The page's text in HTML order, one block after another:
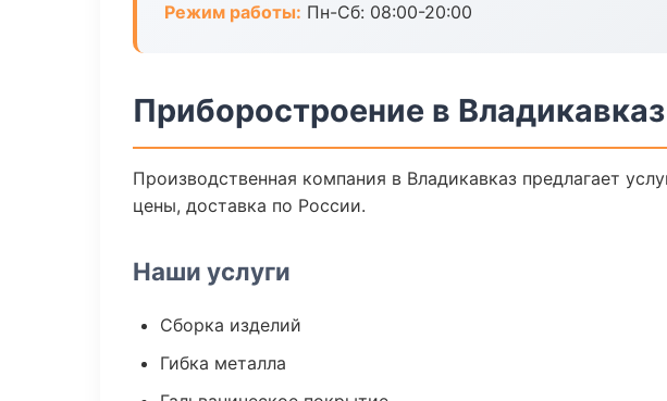
Режим работы: Пн-Сб: 08:00-20:00
Приборостроение в Владикавказ
Производственная компания в Владикавказ предлагает
цены, доставка по России.
Наши услуги
Сборка изделий
Гибка металла